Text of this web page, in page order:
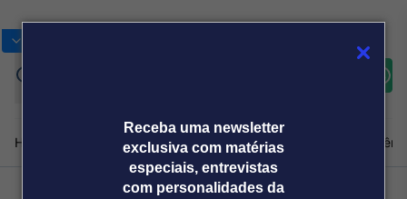
Receba uma newsletter
exclusiva com matérias
especiais, entrevistas
com personalidades da
Home Produtos e soluçõesNotíciasBlogWeekend